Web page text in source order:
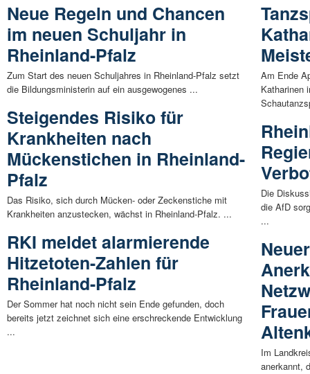
Neue Regeln und Chancen
im neuen Schuljahr in
Rheinland-Pfalz
Zum Start des neuen Schuljahres in Rheinland-Pfalz setzt
die Bildungsministerin auf ein ausgewogenes ...
Steigendes Risiko für
Krankheiten nach
Mückenstichen in Rheinland-
Pfalz
Das Risiko, sich durch Mücken- oder Zeckenstiche mit
Krankheiten anzustecken, wächst in Rheinland-Pfalz. ...
RKI meldet alarmierende
Hitzetoten-Zahlen für
Rheinland-Pfalz
Der Sommer hat noch nicht sein Ende gefunden, doch
bereits jetzt zeichnet sich eine erschreckende Entwicklung
...
Am Ende
Katharinen
Die
die AfD
...
Im
anerkannt,